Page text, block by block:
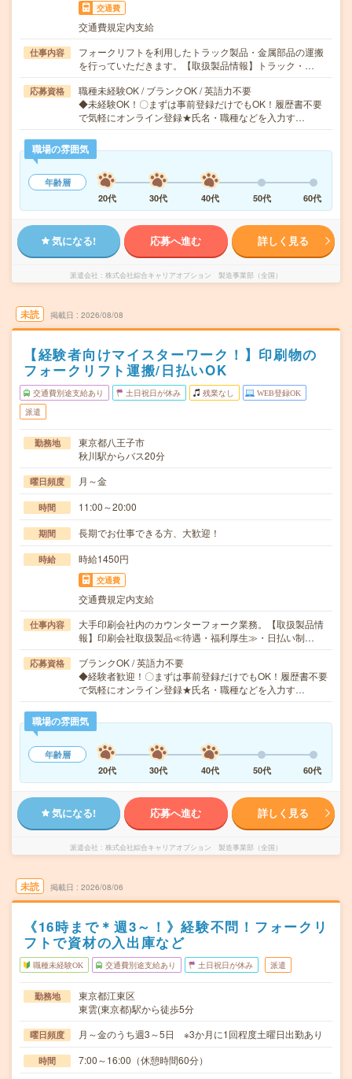
交通費
交通費規定内支給
仕事内容
フォークリフトを利用したトラック製品・金属部品の運搬
を行っていただきます。【取扱製品情報】トラック・…
応募資格
職種未経験OK / ブランクOK / 英語力不要
◆未経験OK！〇まずは事前登録だけでもOK！履歴書不要
で気軽にオンライン登録★氏名・職種などを入力す…
職場の雰囲気
年齢層
20代
30代 40代 50代 60代
気になる! 応募へ進む 詳しく見る
派遣会社 株式会社綜合キャリアオプション 製造事業部（全国）
未読 掲載日 2026/08/08
【経験者向けマイスターワーク！】印刷物の
フォークリフト運搬/日払いOK
交通費別途支給あり 土日祝日が休み 残業なし WEB登録OK
派遣
勤務地
東京都八王子市
秋川駅からバス20分
曜日頻度 月～金
時間 11:00～20:00
期間 長期でお仕事できる方、大歓迎！
時給 時給1450円
交通費
交通費規定内支給
仕事内容
大手印刷会社内のカウンターフォーク業務。【取扱製品情
報】印刷会社取扱製品≪待遇・福利厚生≫・日払い制…
応募資格
ブランクOK / 英語力不要
◆経験者歓迎！〇まずは事前登録だけでもOK！履歴書不要
で気軽にオンライン登録★氏名・職種などを入力す…
職場の雰囲気
年齢層
20代
30代 40代 50代 60代
気になる! 応募へ進む 詳しく見る
派遣会社 株式会社綜合キャリアオプション 製造事業部（全国）
未読 掲載日 2026/08/06
《16時まで＊週3～！》経験不問！フォークリ
フトで資材の入出庫など
職種未経験OK 交通費別途支給あり 土日祝日が休み 派遣
勤務地
東京都江東区
東雲(東京都)駅から徒歩5分
曜日頻度 月～金のうち週3～5日 ※3か月に1回程度土曜日出勤あり
時間 7:00～16:00（休憩時間60分）